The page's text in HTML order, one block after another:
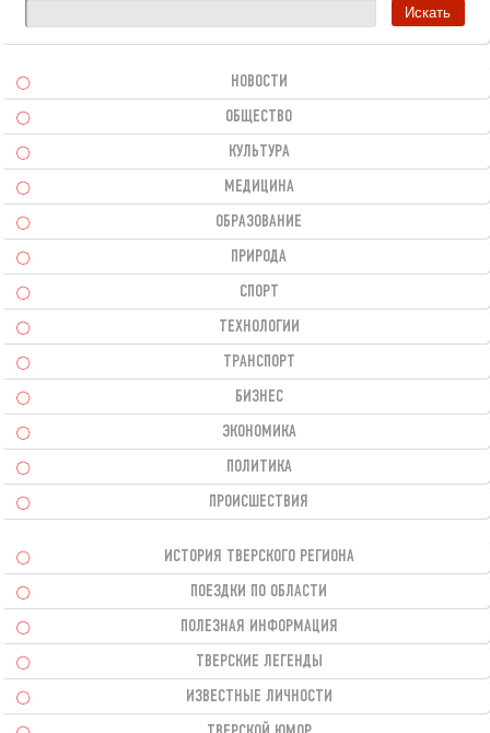
НОВОСТИ
ОБЩЕСТВО
КУЛЬТУРА
МЕДИЦИНА
ОБРАЗОВАНИЕ
ПРИРОДА
СПОРТ
ТЕХНОЛОГИИ
ТРАНСПОРТ
БИЗНЕС
ЭКОНОМИКА
ПОЛИТИКА
ПРОИСШЕСТВИЯ
ИСТОРИЯ ТВЕРСКОГО РЕГИОНА
ПОЕЗДКИ ПО ОБЛАСТИ
ПОЛЕЗНАЯ ИНФОРМАЦИЯ
ТВЕРСКИЕ ЛЕГЕНДЫ
ИЗВЕСТНЫЕ ЛИЧНОСТИ